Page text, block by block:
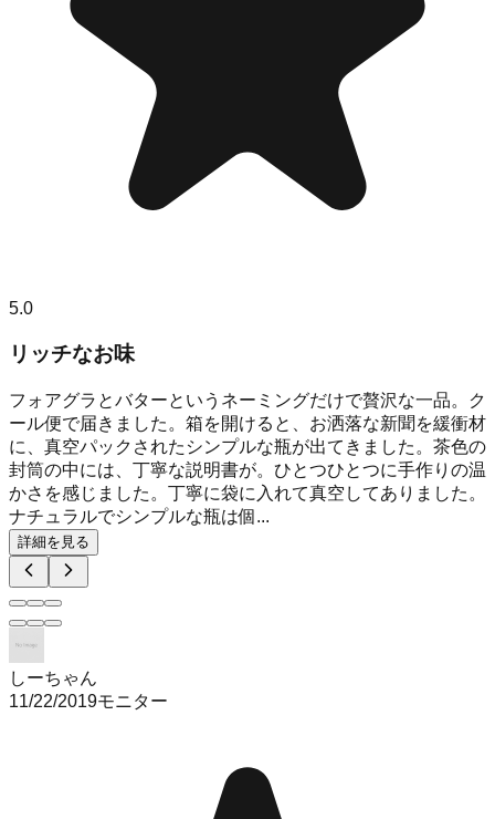
5.0
リッチなお味
フォアグラとバターというネーミングだけで贅沢な一品。ク
ール便で届きました。箱を開けると、お洒落な新聞を緩衝材
に、真空パックされたシンプルな瓶が出てきました。茶色の
封筒の中には、丁寧な説明書が。ひとつひとつに手作りの温
かさを感じました。丁寧に袋に入れて真空してありました。
ナチュラルでシンプルな瓶は個...
詳細を見る
しーちゃん
11/22/2019モニター